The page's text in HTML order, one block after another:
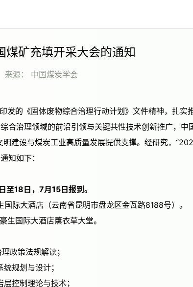
矿充填开采大会的通知
来源： 中国煤炭学会
合治理领域的前沿引领与关键共性技术创新推广，中
明建设与煤炭工业高质量发展提供支撑。经研究，
知如下：
至18日，7月15日报到。
国际大酒店（云南省昆明市盘龙区金瓦路8188号）。
生国际大酒店薰衣草大堂。
政策法规解读；
统规划与设计；
层控制理论与技术；